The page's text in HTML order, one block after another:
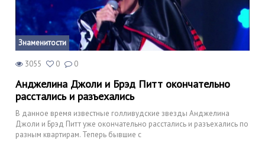
Знаменитости
3055 0 0
Анджелина Джоли и Брэд Питт окончательно
расстались и разъехались
В данное время известные голливудские звезды Анджелина
Джоли и Брэд Питт уже окончательно расстались и разъехались по
разным квартирам. Теперь бывшие с